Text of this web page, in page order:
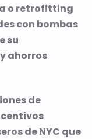
o retrofitting
con bombas
su
ahorros
de
de NYC que